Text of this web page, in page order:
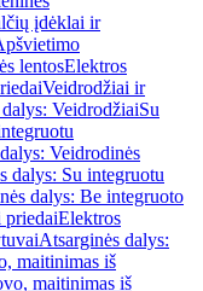
įdėklai ir
lentosElektros
Veidrodžiai ir
VeidrodžiaiSu
Veidrodinės
dalys: Su integruotu
dalys: Be integruoto
Elektros
Atsarginės dalys:
maitinimas iš
maitinimas iš